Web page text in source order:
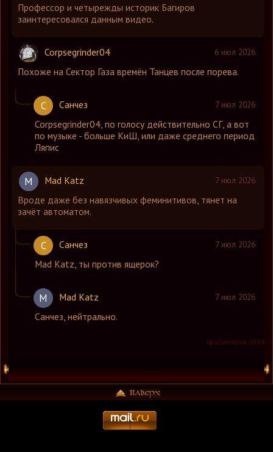
Профессор и четырежды историк Багиров
заинтересовался данным видео.
6 июл 2026
Corpsegrinder04
Похоже на Сектор Газа времён Танцев после порева.
7 июл 2026
С
Санчез
Corpsegrinder04 по голосу действительно СГ, а вот
по музыке - больше КиШ, или даже среднего период
Ляпис
7 июл 2026
M
Mad Katz
Вроде даже без навязчивых феминитивов, тянет на
зачёт автоматом.
7 июл 2026
С
Санчез
Mad Katz ты против ящерок?
7 июл 2026
M
Mad Katz
Санчез нейтрально.
просмотров: 1554